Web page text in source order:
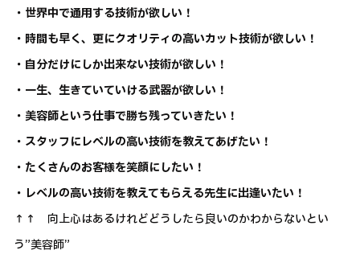
・世界中で通用する技術が欲しい！
・時間も早く、更にクオリティの高いカット技術が欲しい！
・自分だけにしか出来ない技術が欲しい！
・一生、生きていていける武器が欲しい！
・美容師という仕事で勝ち残っていきたい！
・スタッフにレベルの高い技術を教えてあげたい！
・たくさんのお客様を笑顔にしたい！
・レベルの高い技術を教えてもらえる先生に出逢いたい！
↑↑ 向上心はあるけれどどうしたら良いのかわからないとい
う”美容師”